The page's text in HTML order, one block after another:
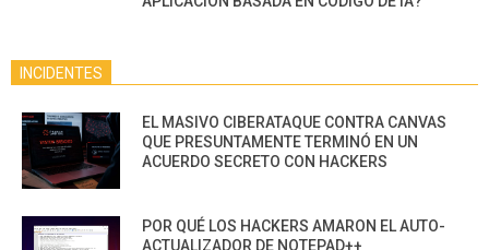
INCIDENTES
EL MASIVO CIBERATAQUE CONTRA CANVAS
QUE PRESUNTAMENTE TERMINÓ EN UN
ACUERDO SECRETO CON HACKERS
POR QUÉ LOS HACKERS AMARON EL AUTO-
ACTUALIZADOR DE NOTEPAD++